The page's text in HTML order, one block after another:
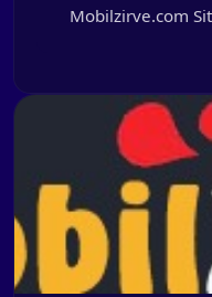
Mobilzirve.com